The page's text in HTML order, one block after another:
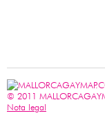
© 2011
Nota legal